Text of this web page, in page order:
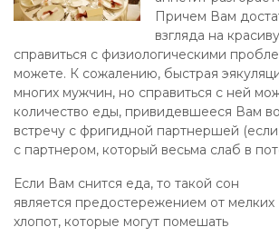
Причем Вам
взгляда на
справиться с физиологическими
можете. К сожалению, быстрая
многих мужчин, но справиться с ней
количество еды, привидевшееся Вам
встречу с фригидной партнершей
с партнером, который весьма слаб в
Если Вам снится еда, то такой сон
является предостережением от мелких
хлопот, которые могут помешать